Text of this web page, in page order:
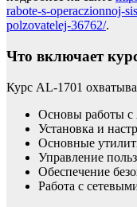
rabote-s-operaczionnoj-
polzovatelej-36762/.
Что включает
Курс AL-1701
Основы работы с
Установка и
Основные
Управление
Обеспечение
Работа с